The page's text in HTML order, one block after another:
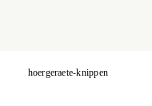
hoergeraete-knippen